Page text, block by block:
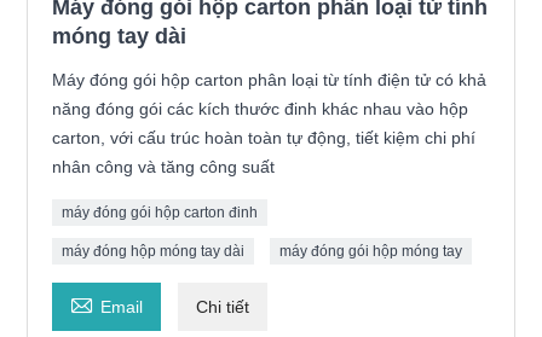
Máy đóng gói hộp carton phân loại từ tính
móng tay dài
Máy đóng gói hộp carton phân loại từ tính điện tử có khả
năng đóng gói các kích thước đinh khác nhau vào hộp
carton, với cấu trúc hoàn toàn tự động, tiết kiệm chi phí
nhân công và tăng công suất
máy đóng gói hộp carton đinh
máy đóng hộp móng tay dài máy đóng gói hộp móng tay
 Email Chi tiết